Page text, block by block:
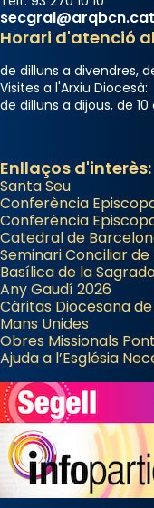
secgral@arqbcn.cat
Horari d'atenció
de dilluns a divendres,
Visites a l'Arxiu Diocesà:
de dilluns a dijous, de 10
Enllaços d'interès:
Santa Seu
Conferència
Conferència
Catedral de
Seminari Conciliar
Basílica de la
Any Gaudí 2026
Càritas Diocesana
Mans Unides
Obres Missionals
Ajuda a l’Església